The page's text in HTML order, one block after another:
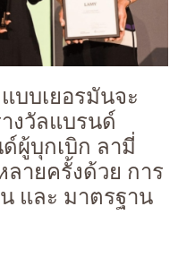
บบเยอรมันจะ
งวัลแบรนด์
ผู้บุกเบิก ลามี่
ายครั้งด้วย การ
และ มาตรฐาน